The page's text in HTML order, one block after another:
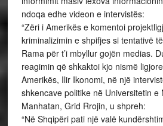
ndoqa edhe videon e intervistës:
“Zëri i Amerikës e komentoi
kriminalizimin e shpifjes si tentativë
Rama për t’i mbyllur gojën medias.
reagimin që shkaktoi kjo nismë
Amerikës, Ilir Ikonomi, në një
shkencave politike në Universitetin e
Manhatan, Grid Rrojin, u shpreh:
“Në Shqipëri pati një valë